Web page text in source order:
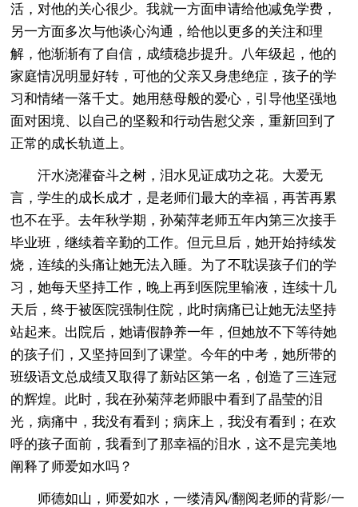
活，对他的关心很少。我就一方面申请给他减免学费，
另一方面多次与他谈心沟通，给他以更多的关注和理
解，他渐渐有了自信，成绩稳步提升。八年级起，他的
家庭情况明显好转，可他的父亲又身患绝症，孩子的学
习和情绪一落千丈。她用慈母般的爱心，引导他坚强地
面对困境、以自己的坚毅和行动告慰父亲，重新回到了
正常的成长轨道上。
汗水浇灌奋斗之树，泪水见证成功之花。大爱无
言，学生的成长成才，是老师们最大的幸福，再苦再累
也不在乎。去年秋学期，孙菊萍老师五年内第三次接手
毕业班，继续着辛勤的工作。但元旦后，她开始持续发
烧，连续的头痛让她无法入睡。为了不耽误孩子们的学
习，她每天坚持工作，晚上再到医院里输液，连续十几
天后，终于被医院强制住院，此时病痛已让她无法坚持
站起来。出院后，她请假静养一年，但她放不下等待她
的孩子们，又坚持回到了课堂。今年的中考，她所带的
班级语文总成绩又取得了新站区第一名，创造了三连冠
的辉煌。此时，我在孙菊萍老师眼中看到了晶莹的泪
光，病痛中，我没有看到；病床上，我没有看到；在欢
呼的孩子面前，我看到了那幸福的泪水，这不是完美地
阐释了师爱如水吗？
师德如山，师爱如水，一缕清风/翻阅老师的背影/一